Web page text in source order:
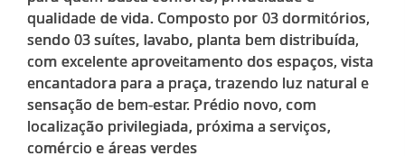
qualidade de vida. Composto por 03 dormitórios,
sendo 03 suítes, lavabo, planta bem distribuída,
com excelente aproveitamento dos espaços, vista
encantadora para a praça, trazendo luz natural e
sensação de bem-estar. Prédio novo, com
localização privilegiada, próxima a serviços,
comércio e áreas verdes